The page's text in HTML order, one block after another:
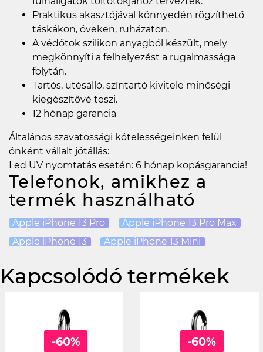
Praktikus akasztójával könnyedén rögzíthető
táskákon, öveken, ruházaton.
A védőtok szilikon anyagból készült, mely
megkönnyíti a felhelyezést a rugalmassága
folytán.
Tartós, ütésálló, színtartó kivitele minőségi
kiegészítővé teszi.
12 hónap garancia
Általános szavatossági kötelességeinken felül
önként vállalt jótállás:
Led UV nyomtatás esetén: 6 hónap kopásgarancia!
Telefonok, amikhez a
termék használható
Apple iPhone 13 Pro
Apple iPhone 13 Pro Max
Apple iPhone 13
Apple iPhone 13 Mini
Kapcsolódó termékek
-60% -60%